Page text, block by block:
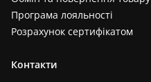
Програма лояльності
Розрахунок сертифікатом
Контакти